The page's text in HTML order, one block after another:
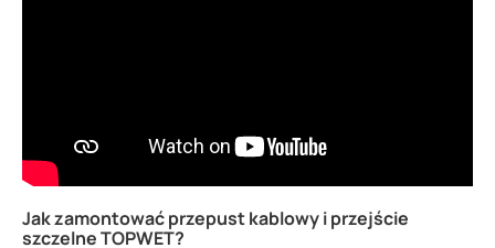
Jak zamontować przepust kablowy i przejście
szczelne TOPWET?